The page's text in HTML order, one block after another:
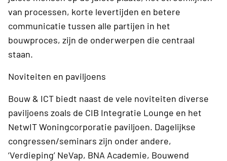
van processen, korte levertijden en betere
communicatie tussen alle partijen in het
bouwproces, zijn de onderwerpen die centraal
staan.
Noviteiten en paviljoens
Bouw & ICT biedt naast de vele noviteiten diverse
paviljoens zoals de CIB Integratie Lounge en het
NetwIT Woningcorporatie paviljoen. Dagelijkse
congressen/seminars zijn onder andere,
‘Verdieping’ NeVap, BNA Academie, Bouwend